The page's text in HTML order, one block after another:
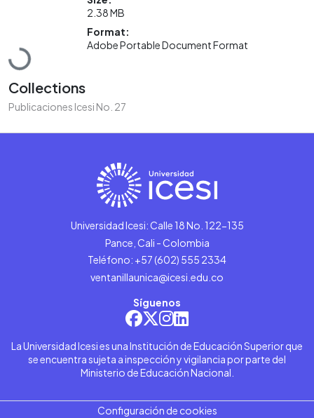
Loading...
2.38 MB
Format:
Adobe Portable Document Format
Collections
Publicaciones Icesi No. 27
Universidad Icesi: Calle 18 No. 122-135
Pance, Cali - Colombia
Teléfono: +57 (602) 555 2334
ventanillaunica@icesi.edu.co
Síguenos
La Universidad Icesi es una Institución de Educación Superior que
se encuentra sujeta a inspección y vigilancia por parte del
Ministerio de Educación Nacional.
Configuración de cookies